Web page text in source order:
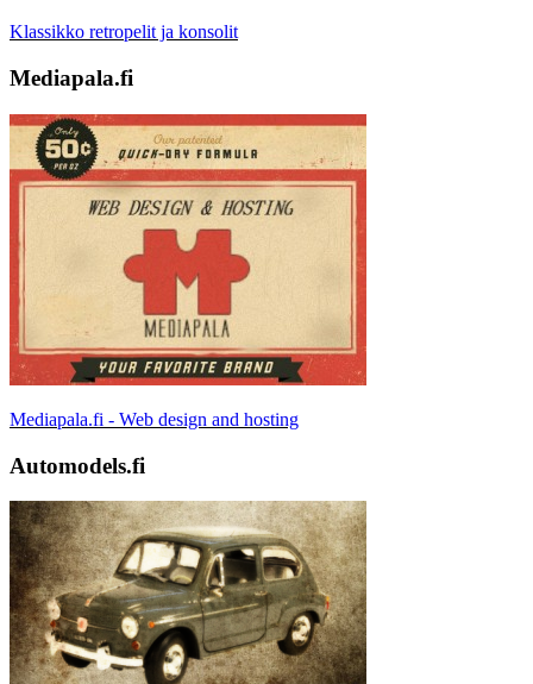
Klassikko retropelit ja konsolit
Mediapala.fi
Mediapala.fi - Web design and hosting
Automodels.fi